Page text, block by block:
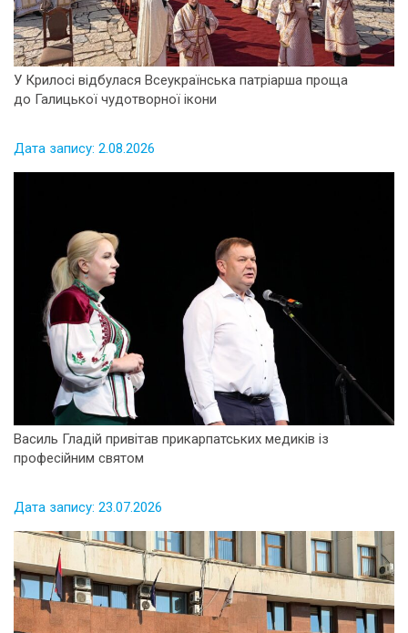
У Крилосі відбулася Всеукраїнська патріарша проща
до Галицької чудотворної ікони
Дата запису: 2.08.2026
Василь Гладій привітав прикарпатських медиків із
професійним святом
Дата запису: 23.07.2026